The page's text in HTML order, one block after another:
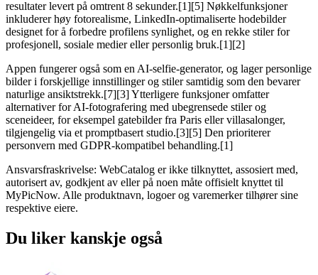
resultater levert på omtrent 8 sekunder.[1][5] Nøkkelfunksjoner
inkluderer høy fotorealisme, LinkedIn-optimaliserte hodebilder
designet for å forbedre profilens synlighet, og en rekke stiler for
profesjonell, sosiale medier eller personlig bruk.[1][2]
Appen fungerer også som en AI-selfie-generator, og lager personlige
bilder i forskjellige innstillinger og stiler samtidig som den bevarer
naturlige ansiktstrekk.[7][3] Ytterligere funksjoner omfatter
alternativer for AI-fotografering med ubegrensede stiler og
sceneideer, for eksempel gatebilder fra Paris eller villasalonger,
tilgjengelig via et promptbasert studio.[3][5] Den prioriterer
personvern med GDPR-kompatibel behandling.[1]
Ansvarsfraskrivelse: WebCatalog er ikke tilknyttet, assosiert med,
autorisert av, godkjent av eller på noen måte offisielt knyttet til
MyPicNow. Alle produktnavn, logoer og varemerker tilhører sine
respektive eiere.
Du liker kanskje også